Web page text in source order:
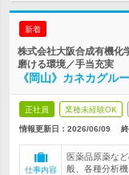
新着
株式会社大阪合成有機化
磨ける環境／手当充実
《岡山》カネカグル
正社員 業種未経験OK
情報更新日：2026/06/09
仕事内容
医薬品原薬な
般、各種分析